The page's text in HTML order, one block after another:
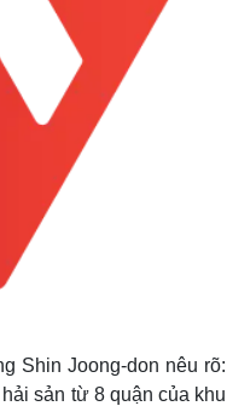
Shin Joong-don nêu rõ:
sản từ 8 quận của khu